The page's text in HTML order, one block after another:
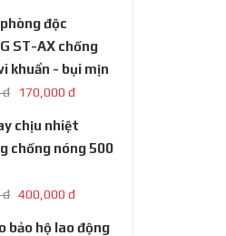
độc
ST-AX chống
khuẩn - bụi mịn
đ 170,000 đ
chịu nhiệt
chống nóng 500
đ 400,000 đ
bảo hộ lao động